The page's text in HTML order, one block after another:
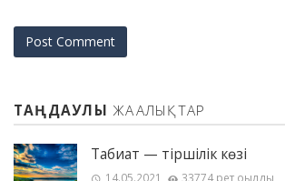
ТАҢДАУЛЫ ЖАҢАЛЫҚТАР
Табиғат — тіршілік көзі
14.05.2021 33774 рет оқылды